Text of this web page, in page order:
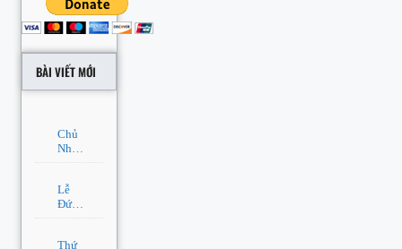
BÀI VIẾT MỚI
Chủ
Nhật
20 –
A –
Thường
Niên
Lễ
Đức
Mẹ
Thứ